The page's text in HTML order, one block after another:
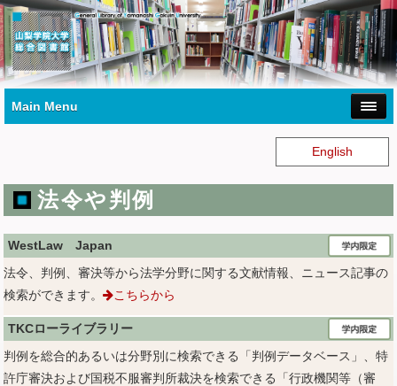
Main Menu
English
法令や判例
WestLaw Japan
法令、判例、審決等から法学分野に関する文献情報、ニュース記事の
検索ができます。
こちらから
TKCローライブラリー
判例を総合的あるいは分野別に検索できる「判例データベース」、特
許庁審決および国税不服審判所裁決を検索できる「行政機関等（審